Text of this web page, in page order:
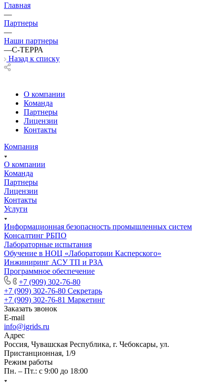
Главная
—
Партнеры
—
Наши партнеры
—С-ТЕРРА
Назад к списку
О компании
Команда
Партнеры
Лицензии
Контакты
Компания
О компании
Команда
Партнеры
Лицензии
Контакты
Услуги
Информационная безопасность промышленных систем
Консалтинг РБПО
Лабораторные испытания
Обучение в НОЦ «Лаборатории Касперского»
Инжиниринг АСУ ТП и РЗА
Программное обеспечение
+7 (909) 302-76-80
+7 (909) 302-76-80 Секретарь
+7 (909) 302-76-81 Маркетинг
Заказать звонок
E-mail
info@igrids.ru
Адрес
Россия, Чувашская Республика, г. Чебоксары, ул.
Пристанционная, 1/9
Режим работы
Пн. – Пт.: с 9:00 до 18:00